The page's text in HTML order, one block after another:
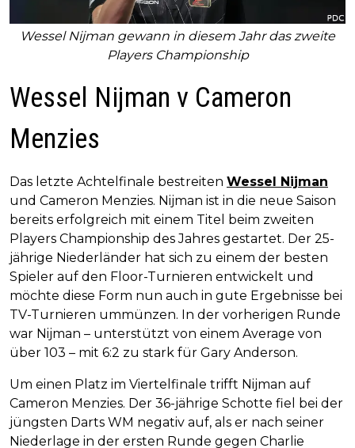
Wessel Nijman gewann in diesem Jahr das zweite
Players Championship
Wessel Nijman v Cameron
Menzies
Das letzte Achtelfinale bestreiten Wessel Nijman
und Cameron Menzies. Nijman ist in die neue Saison
bereits erfolgreich mit einem Titel beim zweiten
Players Championship des Jahres gestartet. Der 25-
jährige Niederländer hat sich zu einem der besten
Spieler auf den Floor-Turnieren entwickelt und
möchte diese Form nun auch in gute Ergebnisse bei
TV-Turnieren ummünzen. In der vorherigen Runde
war Nijman – unterstützt von einem Average von
über 103 – mit 6:2 zu stark für Gary Anderson.
Um einen Platz im Viertelfinale trifft Nijman auf
Cameron Menzies. Der 36-jährige Schotte fiel bei der
jüngsten Darts WM negativ auf, als er nach seiner
Niederlage in der ersten Runde gegen Charlie